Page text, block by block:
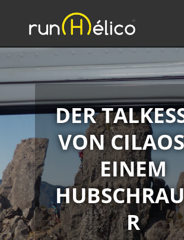
DER
VON
EINEM
R